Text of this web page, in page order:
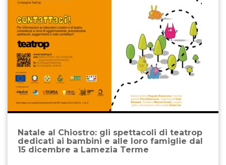
Natale al Chiostro: gli spettacoli di teatrop
dedicati ai bambini e alle loro famiglie dal
15 dicembre a Lamezia Terme